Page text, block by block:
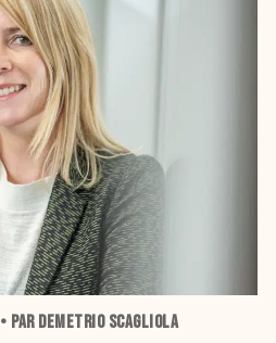
• PAR DEMETRIO SCAGLIOLA